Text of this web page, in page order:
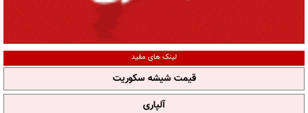
لینک های مفید
قیمت شیشه سکوریت
آلپاری